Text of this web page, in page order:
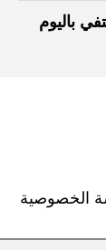
باليوم
الخصوصية